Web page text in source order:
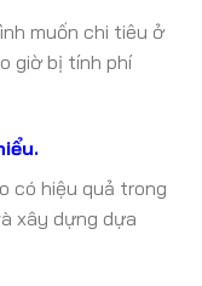
muốn chi tiêu ở
giờ bị tính phí
có hiệu quả trong
xây dựng dựa